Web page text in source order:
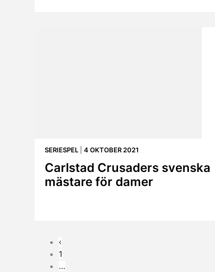
SERIESPEL 4 OKTOBER 2021
Carlstad Crusaders svenska
mästare för damer
‹
1
…